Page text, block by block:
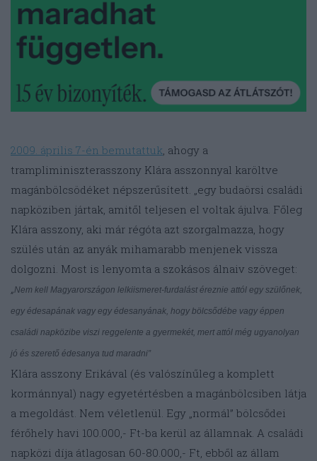
2009. április 7-én bemutattuk, ahogy a
trampliminiszterasszony Klára asszonnyal karöltve
magánbölcsödéket népszerűsített. „egy budaörsi családi
napköziben jártak, amitől teljesen el voltak ájulva. Főleg
Klára asszony, aki már régóta azt szorgalmazza, hogy
szülés után az anyák mihamarabb menjenek vissza
dolgozni. Most is lenyomta a szokásos álnaiv szöveget:
„Nem kell Magyarországon lelkiismeret-furdalást éreznie attól egy szülőnek,
egy édesapának vagy egy édesanyának, hogy bölcsődébe vagy éppen
családi napközibe viszi reggelente a gyermekét, mert attól még ugyanolyan
jó és szerető édesanya tud maradni”
Klára asszony Erikával (és valószínűleg a komplett
kormánnyal) nagy egyetértésben a magánbölcsiben látja
a megoldást. Nem véletlenül. Egy „normál” bölcsődei
férőhely havi 100.000,- Ft-ba kerül az államnak. A családi
napközi díja átlagosan 60-80.000,- Ft, ebből az állam